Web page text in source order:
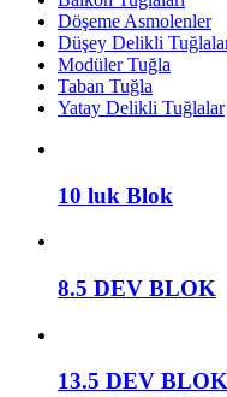
Döşeme Asmolenler
Düşey Delikli
Modüler Tuğla
Taban Tuğla
Yatay Delikli Tuğlalar
10 luk Blok
8.5 DEV BLOK
13.5 DEV BLOK